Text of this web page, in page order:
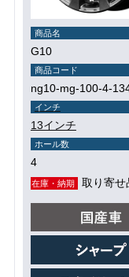
商品名
G10
商品コード
ng10-mg-100-4-
インチ
13インチ
ホール数
4
在庫・納期 取り寄せ